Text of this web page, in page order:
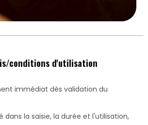
conditions d'utilisation
immédiat dès validation du
dans la saisie, la durée et l'utilisation,